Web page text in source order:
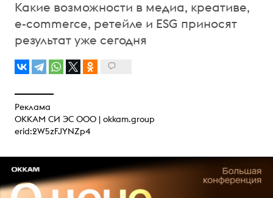
Какие возможности в медиа, креативе,
e-commerce, ретейле и ESG приносят
результат уже сегодня
Реклама
ОККАМ СИ ЭС ООО | okkam.group
erid:2W5zFJYNZp4